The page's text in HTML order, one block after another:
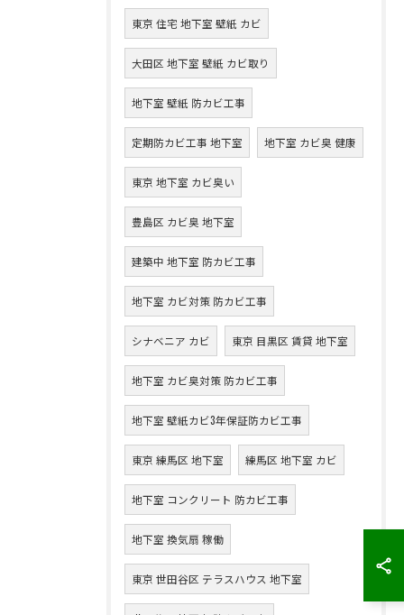
東京 住宅 地下室 壁紙 カビ
大田区 地下室 壁紙 カビ取り
地下室 壁紙 防カビ工事
定期防カビ工事 地下室 地下室 カビ臭 健康
東京 地下室 カビ臭い
豊島区 カビ臭 地下室
建築中 地下室 防カビ工事
地下室 カビ対策 防カビ工事
シナベニア カビ 東京 目黒区 賃貸 地下室
地下室 カビ臭対策 防カビ工事
地下室 壁紙カビ3年保証防カビ工事
東京 練馬区 地下室 練馬区 地下室 カビ
地下室 コンクリート 防カビ工事
地下室 換気扇 稼働
東京 世田谷区 テラスハウス 地下室